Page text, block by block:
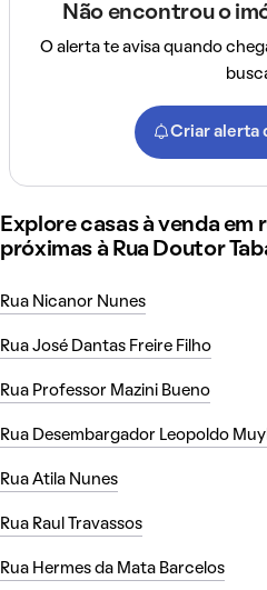
Não encontrou o
O alerta te avisa quando
Criar alerta
Explore casas à venda em
próximas à Rua Doutor
Rua Nicanor Nunes
Rua José Dantas Freire Filho
Rua Professor Mazini Bueno
Rua Desembargador Leopoldo
Rua Atila Nunes
Rua Raul Travassos
Rua Hermes da Mata Barcelos